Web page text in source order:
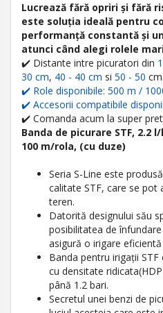
Lucrează fără opriri și fără
este soluția ideală pentru
performanță constantă și
atunci când alegi rolele
✔️ Distante intre picuratori din
30 cm, 40 - 40 cm si 50 - 50 cm
✔️ Role disponibile: 500 m /
✔️ Accesorii compatibile
✔️ Comanda acum la super
Banda de picurare STF, 2.2
100 m/rola, (cu duze)
Seria S-Line este
calitate STF, care se pot
teren.
Datorită designului său
posibilitatea de
asigură o irigare
Banda pentru irigații
cu densitate
până 1.2 bari.
Secretul unei benzi de